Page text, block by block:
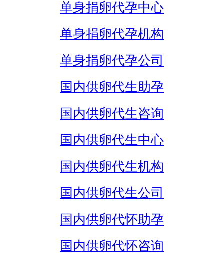
单身捐卵代孕中心
单身捐卵代孕机构
单身捐卵代孕公司
国内供卵代生助孕
国内供卵代生咨询
国内供卵代生中心
国内供卵代生机构
国内供卵代生公司
国内供卵代怀助孕
国内供卵代怀咨询